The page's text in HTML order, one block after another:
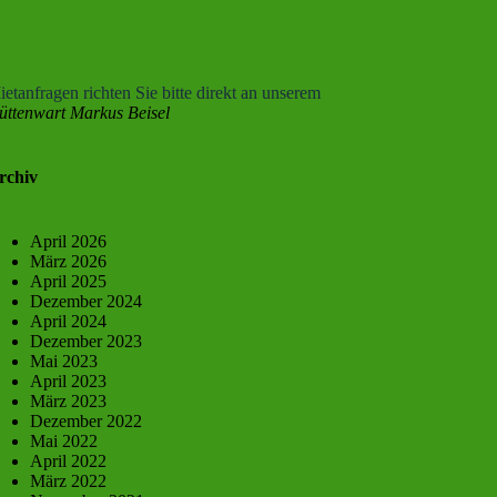
richten Sie bitte direkt an unserem
Markus Beisel
April 2026
März 2026
April 2025
Dezember 2024
April 2024
Dezember 2023
Mai 2023
April 2023
März 2023
Dezember 2022
Mai 2022
April 2022
März 2022